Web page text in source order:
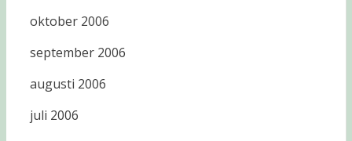
oktober 2006
september 2006
augusti 2006
juli 2006